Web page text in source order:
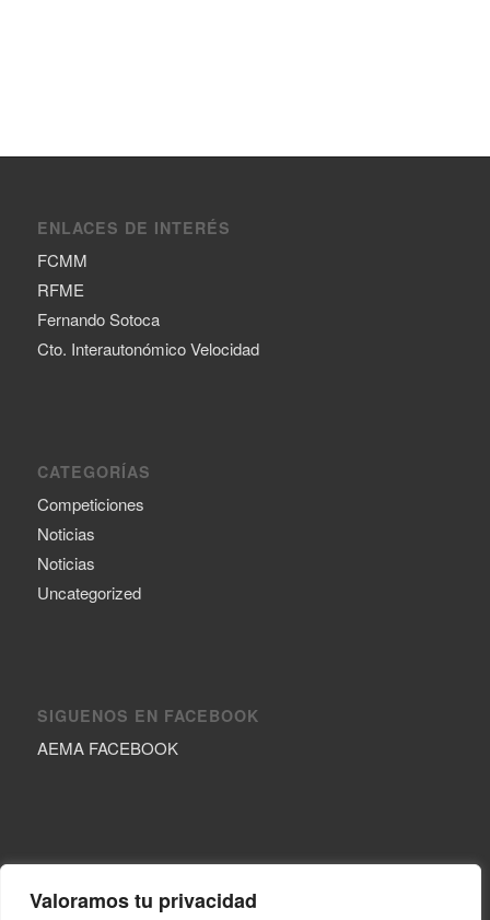
Valoramos tu privacidad
ENLACES DE INTERÉS
FCMM
RFME
Fernando Sotoca
Cto. Interautonómico Velocidad
CATEGORÍAS
Competiciones
Noticias
Noticias
Uncategorized
SIGUENOS EN FACEBOOK
AEMA FACEBOOK
CONTACTO
Dirección:Calle Costanilla del Remedio, 1. 13320 Vva.